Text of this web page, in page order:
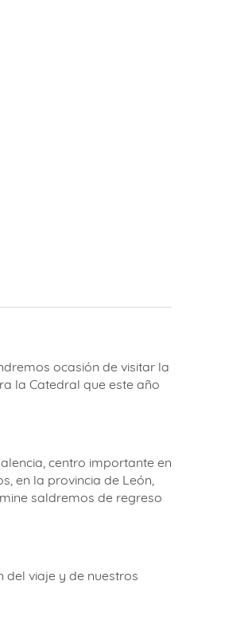
ocasión de visitar la
la Catedral que este año
centro importante en
en la provincia de León,
saldremos de regreso
del viaje y de nuestros